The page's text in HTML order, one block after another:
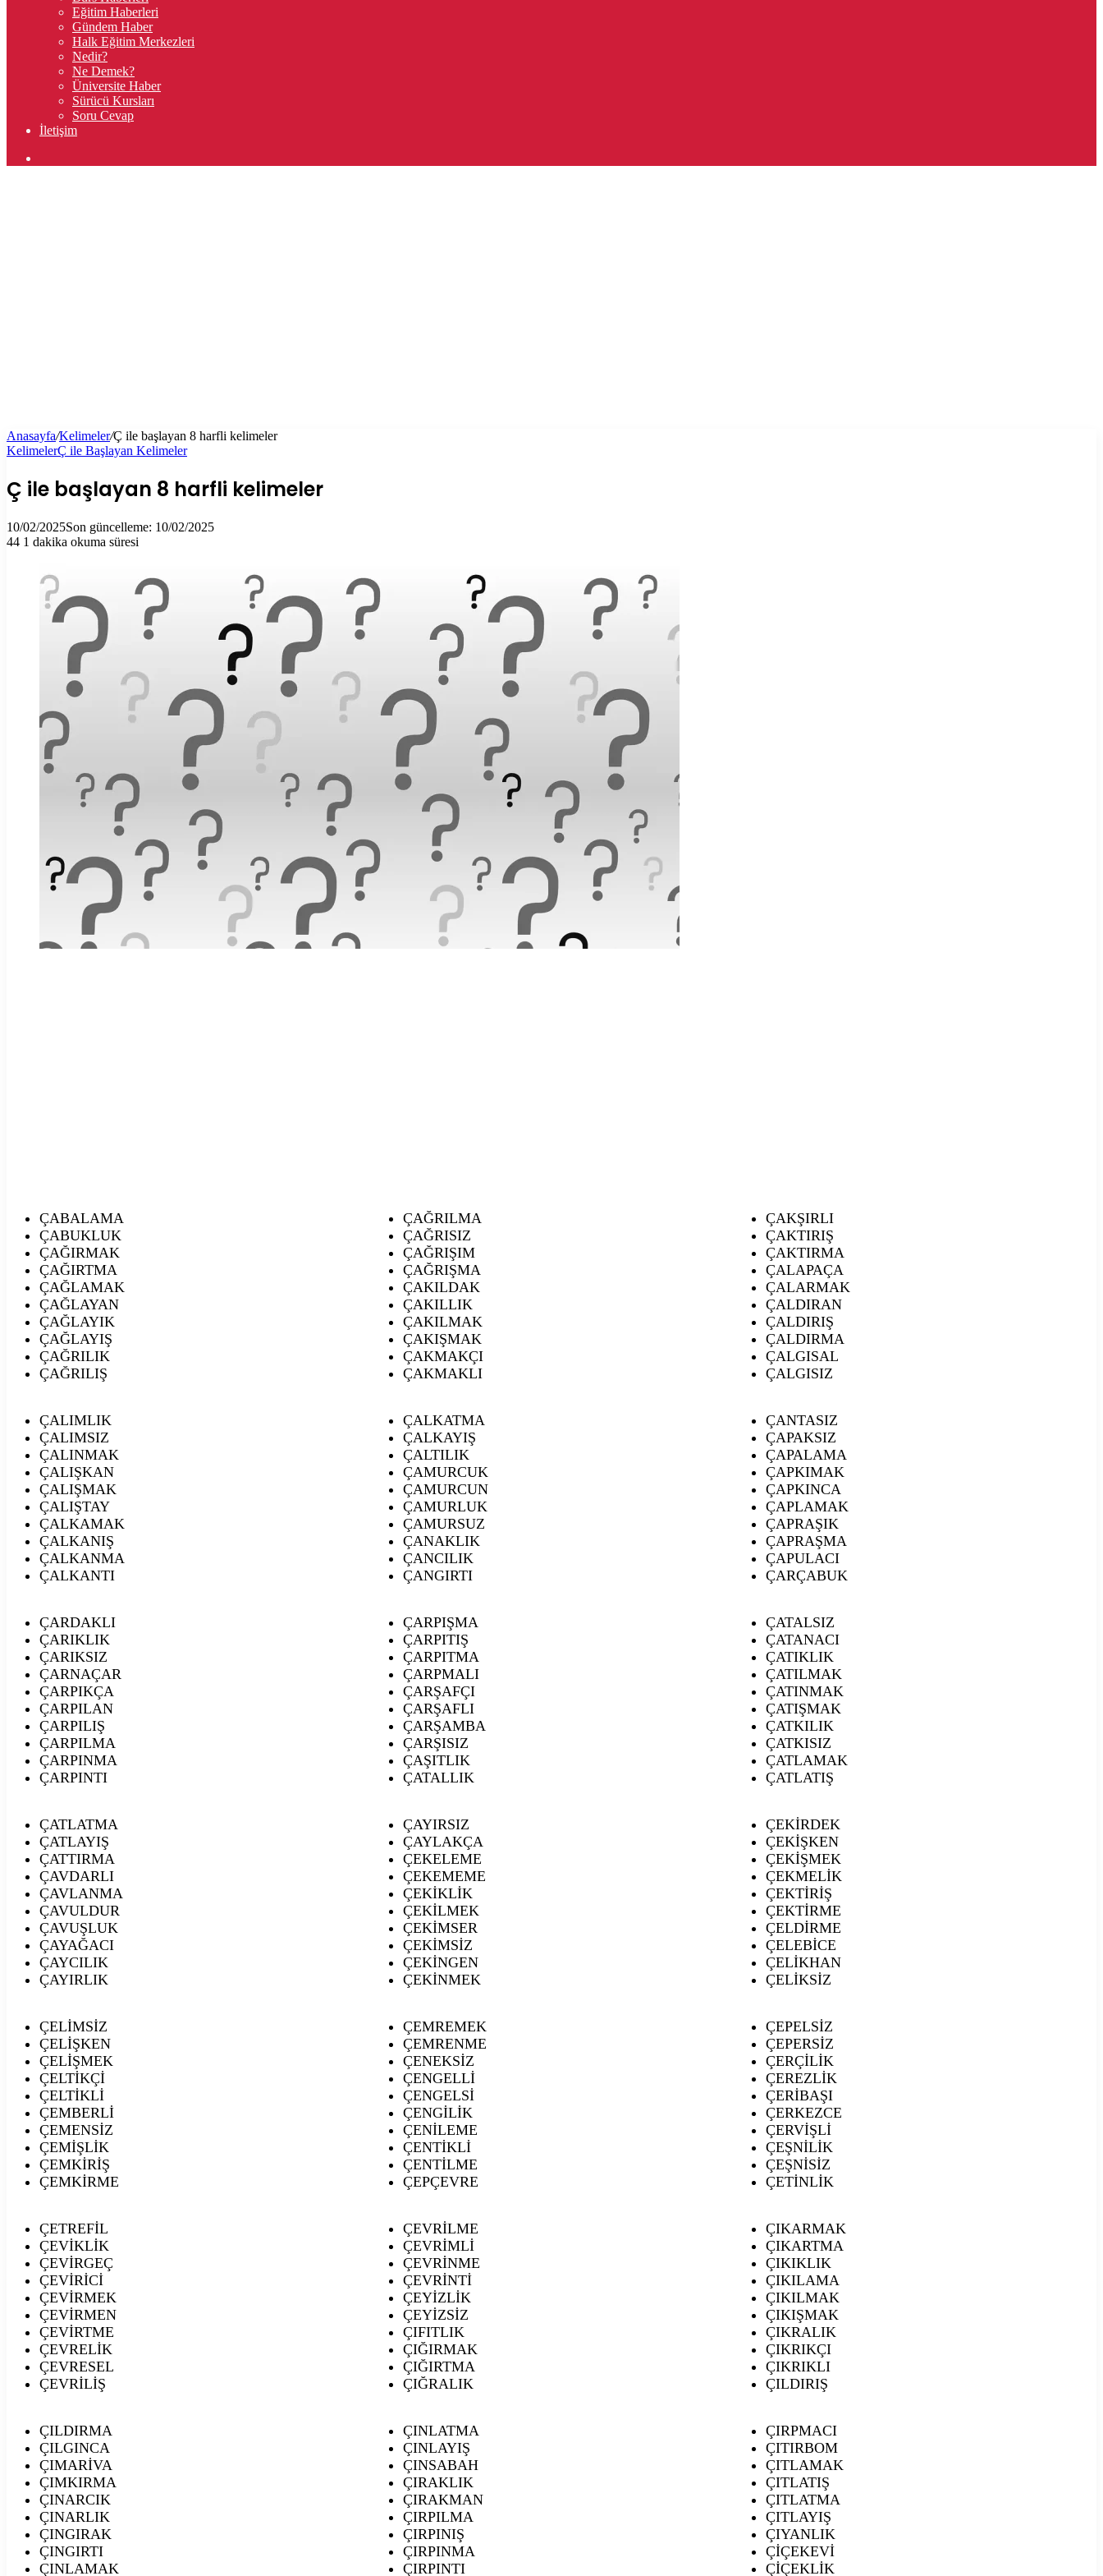
Eğitim Haberleri
Gündem Haber
Halk Eğitim Merkezleri
Nedir?
Ne Demek?
Üniversite Haber
Sürücü Kursları
Soru Cevap
İletişim
Anasayfa/Kelimeler/Ç ile başlayan 8 harfli kelimeler
KelimelerÇ ile Başlayan Kelimeler
Ç ile başlayan 8 harfli kelimeler
10/02/2025Son güncelleme: 10/02/2025
44 1 dakika okuma süresi
ÇABALAMA
ÇABUKLUK
ÇAĞIRMAK
ÇAĞIRTMA
ÇAĞLAMAK
ÇAĞLAYAN
ÇAĞLAYIK
ÇAĞLAYIŞ
ÇAĞRILIK
ÇAĞRILIŞ
ÇAĞRILMA
ÇAĞRISIZ
ÇAĞRIŞIM
ÇAĞRIŞMA
ÇAKILDAK
ÇAKILLIK
ÇAKILMAK
ÇAKIŞMAK
ÇAKMAKÇI
ÇAKMAKLI
ÇAKŞIRLI
ÇAKTIRIŞ
ÇAKTIRMA
ÇALAPAÇA
ÇALARMAK
ÇALDIRAN
ÇALDIRIŞ
ÇALDIRMA
ÇALGISAL
ÇALGISIZ
ÇALIMLIK
ÇALIMSIZ
ÇALINMAK
ÇALIŞKAN
ÇALIŞMAK
ÇALIŞTAY
ÇALKAMAK
ÇALKANIŞ
ÇALKANMA
ÇALKANTI
ÇALKATMA
ÇALKAYIŞ
ÇALTILIK
ÇAMURCUK
ÇAMURCUN
ÇAMURLUK
ÇAMURSUZ
ÇANAKLIK
ÇANCILIK
ÇANGIRTI
ÇANTASIZ
ÇAPAKSIZ
ÇAPALAMA
ÇAPKIMAK
ÇAPKINCA
ÇAPLAMAK
ÇAPRAŞIK
ÇAPRAŞMA
ÇAPULACI
ÇARÇABUK
ÇARDAKLI
ÇARIKLIK
ÇARIKSIZ
ÇARNAÇAR
ÇARPIKÇA
ÇARPILAN
ÇARPILIŞ
ÇARPILMA
ÇARPINMA
ÇARPINTI
ÇARPIŞMA
ÇARPITIŞ
ÇARPITMA
ÇARPMALI
ÇARŞAFÇI
ÇARŞAFLI
ÇARŞAMBA
ÇARŞISIZ
ÇAŞITLIK
ÇATALLIK
ÇATALSIZ
ÇATANACI
ÇATIKLIK
ÇATILMAK
ÇATINMAK
ÇATIŞMAK
ÇATKILIK
ÇATKISIZ
ÇATLAMAK
ÇATLATIŞ
ÇATLATMA
ÇATLAYIŞ
ÇATTIRMA
ÇAVDARLI
ÇAVLANMA
ÇAVULDUR
ÇAVUŞLUK
ÇAYAĞACI
ÇAYCILIK
ÇAYIRLIK
ÇAYIRSIZ
ÇAYLAKÇA
ÇEKELEME
ÇEKEMEME
ÇEKİKLİK
ÇEKİLMEK
ÇEKİMSER
ÇEKİMSİZ
ÇEKİNGEN
ÇEKİNMEK
ÇEKİRDEK
ÇEKİŞKEN
ÇEKİŞMEK
ÇEKMELİK
ÇEKTİRİŞ
ÇEKTİRME
ÇELDİRME
ÇELEBİCE
ÇELİKHAN
ÇELİKSİZ
ÇELİMSİZ
ÇELİŞKEN
ÇELİŞMEK
ÇELTİKÇİ
ÇELTİKLİ
ÇEMBERLİ
ÇEMENSİZ
ÇEMİŞLİK
ÇEMKİRİŞ
ÇEMKİRME
ÇEMREMEK
ÇEMRENME
ÇENEKSİZ
ÇENGELLİ
ÇENGELSİ
ÇENGİLİK
ÇENİLEME
ÇENTİKLİ
ÇENTİLME
ÇEPÇEVRE
ÇEPELSİZ
ÇEPERSİZ
ÇERÇİLİK
ÇEREZLİK
ÇERİBAŞI
ÇERKEZCE
ÇERVİŞLİ
ÇEŞNİLİK
ÇEŞNİSİZ
ÇETİNLİK
ÇETREFİL
ÇEVİKLİK
ÇEVİRGEÇ
ÇEVİRİCİ
ÇEVİRMEK
ÇEVİRMEN
ÇEVİRTME
ÇEVRELİK
ÇEVRESEL
ÇEVRİLİŞ
ÇEVRİLME
ÇEVRİMLİ
ÇEVRİNME
ÇEVRİNTİ
ÇEYİZLİK
ÇEYİZSİZ
ÇIFITLIK
ÇIĞIRMAK
ÇIĞIRTMA
ÇIĞRALIK
ÇIKARMAK
ÇIKARTMA
ÇIKIKLIK
ÇIKILAMA
ÇIKILMAK
ÇIKIŞMAK
ÇIKRALIK
ÇIKRIKÇI
ÇIKRIKLI
ÇILDIRIŞ
ÇILDIRMA
ÇILGINCA
ÇIMARİVA
ÇIMKIRMA
ÇINARCIK
ÇINARLIK
ÇINGIRAK
ÇINGIRTI
ÇINLAMAK
ÇINLATMA
ÇINLAYIŞ
ÇINSABAH
ÇIRAKLIK
ÇIRAKMAN
ÇIRPILMA
ÇIRPINIŞ
ÇIRPINMA
ÇIRPINTI
ÇIRPMACI
ÇITIRBOM
ÇITLAMAK
ÇITLATIŞ
ÇITLATMA
ÇITLAYIŞ
ÇIYANLIK
ÇİÇEKEVİ
ÇİÇEKLİK